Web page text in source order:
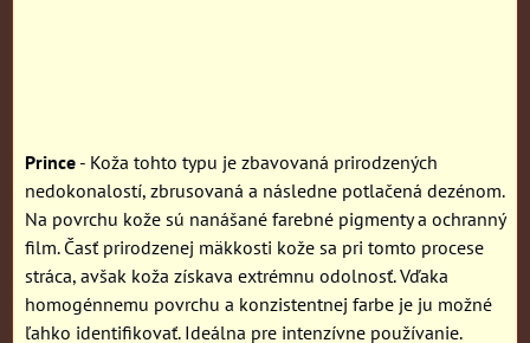
Prince - Koža tohto typu je zbavovaná prirodzených
nedokonalostí, zbrusovaná a následne potlačená dezénom.
Na povrchu kože sú nanášané farebné pigmenty a ochranný
film. Časť prirodzenej mäkkosti kože sa pri tomto procese
stráca, avšak koža získava extrémnu odolnosť. Vďaka
homogénnemu povrchu a konzistentnej farbe je ju možné
ľahko identifikovať. Ideálna pre intenzívne používanie.